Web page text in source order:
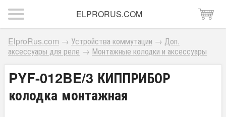
ELPRORUS.COM
ElproRus.com → Устройства коммутации → Доп.
аксессуары для реле → Монтажные колодки и аксессуары
PYF-012BE/3 КИППРИБОР
колодка монтажная